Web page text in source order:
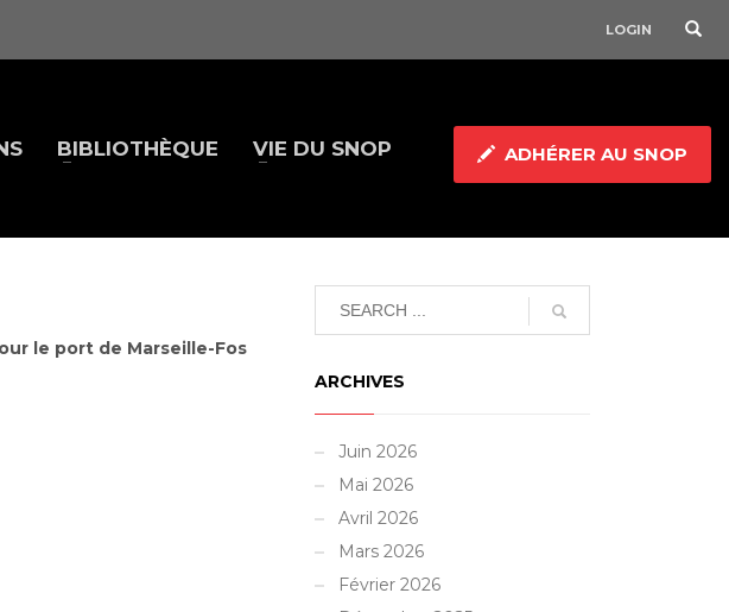
LOGIN
BIBLIOTHÈQUE VIE DU SNOP ADHÉRER AU SNOP
le port de Marseille-Fos
ARCHIVES
Juin 2026
Mai 2026
Avril 2026
Mars 2026
Février 2026